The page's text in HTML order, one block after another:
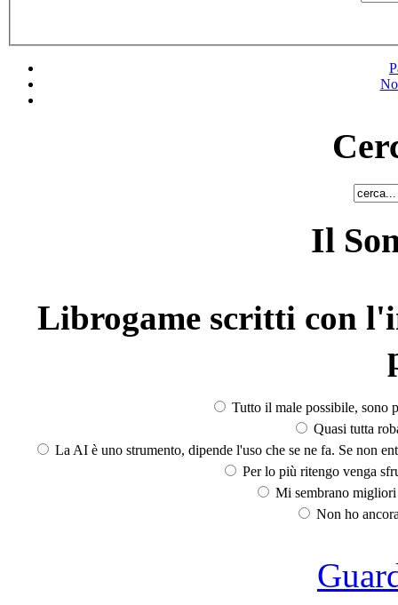
Il
Librogame scritti con
Tutto il male possibile, sono
Quasi tutta
La AI è uno strumento, dipende l'uso che se ne fa. Se non
Per lo più ritengo venga
Mi sembrano
Non ho